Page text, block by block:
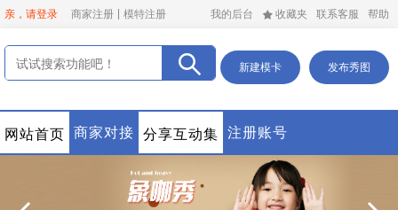
亲，请登录 商家注册 模特注册 我的后台 收藏夹 联系客服 帮助
新建模卡 发布秀图
网站首页 商家对接 分享互动集 注册账号